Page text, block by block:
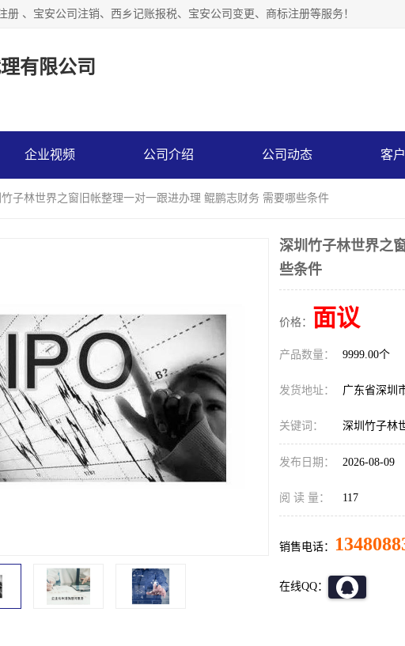
册 、宝安公司注销、西乡记账报税、宝安公司变更、商标注册等服务！
有限公司
企业视频 公司介绍 公司动态 客
子林世界之窗旧帐整理一对一跟进办理 鲲鹏志财务 需要哪些条件
深圳竹子林世界之
些条件
价格： 面议
产品数量： 9999.00个
发货地址： 广东省深圳
关键词： 深圳竹子林
发布日期： 2026-08-09
阅 读 量： 117
销售电话：
在线QQ：